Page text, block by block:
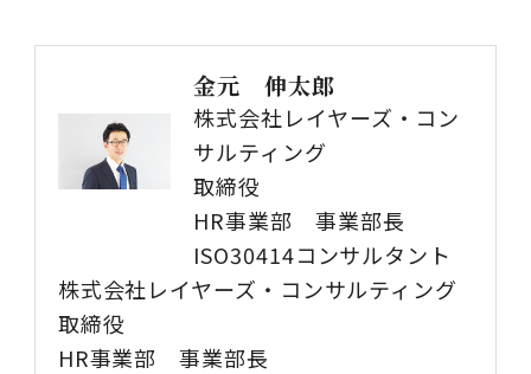
金元 伸太郎
株式会社レイヤーズ・コン
サルティング
取締役
HR事業部 事業部長
ISO30414コンサルタント
株式会社レイヤーズ・コンサルティング
取締役
HR事業部 事業部長